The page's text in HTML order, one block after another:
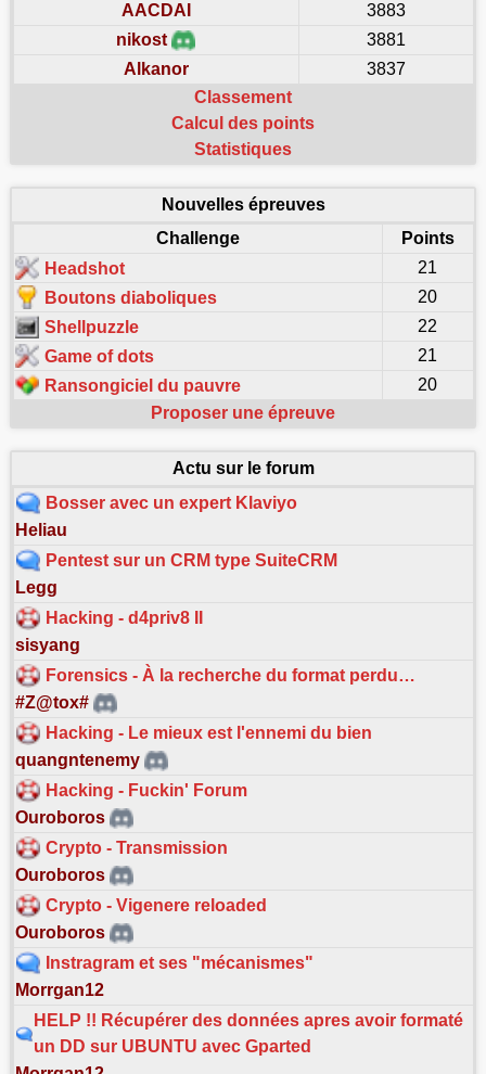
AACDAI
3883
nikost
3881
Alkanor
3837
Classement
Calcul des points
Statistiques
Nouvelles épreuves
Challenge
Points
Headshot
21
Boutons diaboliques
20
Shellpuzzle
22
Game of dots
21
Ransongiciel du pauvre
20
Proposer une épreuve
Actu sur le forum
Bosser avec un expert Klaviyo
Heliau
Pentest sur un CRM type SuiteCRM
Legg
Hacking - d4priv8 II
sisyang
Forensics - À la recherche du format perdu…
#Z@tox#
Hacking - Le mieux est l'ennemi du bien
quangntenemy
Hacking - Fuckin' Forum
Ouroboros
Crypto - Transmission
Ouroboros
Crypto - Vigenere reloaded
Ouroboros
Instragram et ses "mécanismes"
Morrgan12
HELP !! Récupérer des données apres avoir formaté
un DD sur UBUNTU avec Gparted